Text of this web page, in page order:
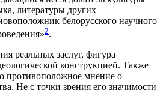
литературы других
белорусского научного
2.
реальных заслуг, фигура
конструкцией. Также
противоположное мнение о
Не с точки зрения его значимости